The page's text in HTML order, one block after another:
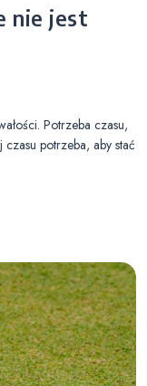
nie jest
Potrzeba czasu,
potrzeba, aby stać